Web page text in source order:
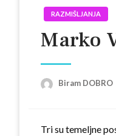
RAZMIŠLJANJA
Marko
Biram DOBRO
Tri su temeljne